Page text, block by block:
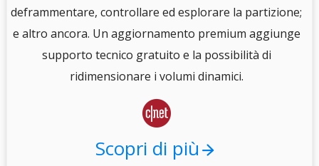
deframmentare, controllare ed esplorare la partizione;
e altro ancora. Un aggiornamento premium aggiunge
supporto tecnico gratuito e la possibilità di
ridimensionare i volumi dinamici.

Scopri di più